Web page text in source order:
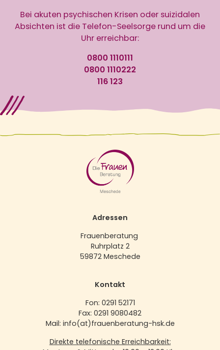
Bei akuten psychischen Krisen oder suizidalen
Absichten ist die Telefon-Seelsorge rund um die
Uhr erreichbar:
0800 1110111
0800 1110222
116 123
Adressen
Frauenberatung
Ruhrplatz 2
59872 Meschede
Kontakt
Fon: 0291 52171
Fax: 0291 9080482
Mail: info(at)frauenberatung-hsk.de
Direkte telefonische Erreichbarkeit: